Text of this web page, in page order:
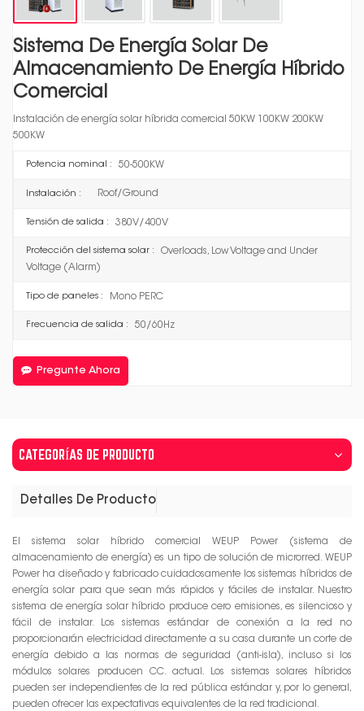
Sistema De Energía Solar De
Almacenamiento De Energía Híbrido
Comercial
Instalación de energía solar híbrida comercial 50KW 100KW 200KW
500KW
Potencia nominal : 50-500KW
Instalación : Roof/Ground
Tensión de salida : 380V/400V
Protección del sistema solar :
Overloads, Low Voltage and Under
Voltage (Alarm)
Tipo de paneles : Mono PERC
Frecuencia de salida : 50/60Hz
Pregunte Ahora
CATEGORÍAS DE PRODUCTO
Detalles De Producto
El sistema solar híbrido comercial WEUP Power (sistema de
almacenamiento de energía) es un tipo de solución de microrred. WEUP
Power ha diseñado y fabricado cuidadosamente los sistemas híbridos de
energía solar para que sean más rápidos y fáciles de instalar. Nuestro
sistema de energía solar híbrido produce cero emisiones, es silencioso y
fácil de instalar. Los sistemas estándar de conexión a la red no
proporcionarán electricidad directamente a su casa durante un corte de
energía debido a las normas de seguridad (anti-isla), incluso si los
módulos solares producen CC. actual. Los sistemas solares híbridos
pueden ser independientes de la red pública estándar y, por lo general,
pueden ofrecer las expectativas equivalentes de la red tradicional.